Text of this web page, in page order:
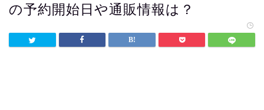
の予約開始日や通販情報は？